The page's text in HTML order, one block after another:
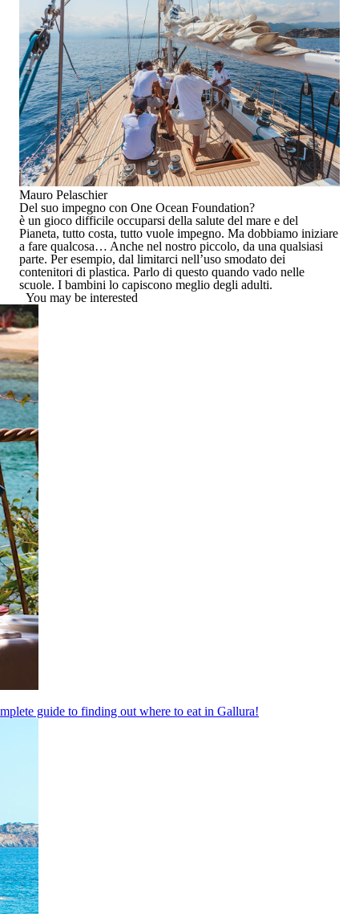
Mauro Pelaschier
Del suo impegno con One Ocean Foundation?
è un gioco difficile occuparsi della salute del mare e del
Pianeta, tutto costa, tutto vuole impegno. Ma dobbiamo iniziare
a fare qualcosa… Anche nel nostro piccolo, da una qualsiasi
parte. Per esempio, dal limitarci nell’uso smodato dei
contenitori di plastica. Parlo di questo quando vado nelle
scuole. I bambini lo capiscono meglio degli adulti.
You may be interested
guide to finding out where to eat in Gallura!